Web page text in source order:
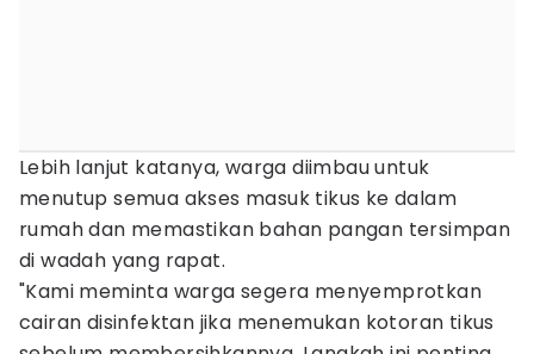
Lebih lanjut katanya, warga diimbau untuk
menutup semua akses masuk tikus ke dalam
rumah dan memastikan bahan pangan tersimpan
di wadah yang rapat.
"Kami meminta warga segera menyemprotkan
cairan disinfektan jika menemukan kotoran tikus